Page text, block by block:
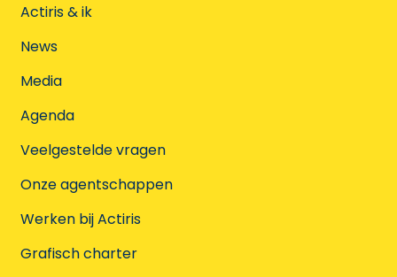
Actiris & ik
News
Media
Agenda
Veelgestelde vragen
Onze agentschappen
Werken bij Actiris
Grafisch charter